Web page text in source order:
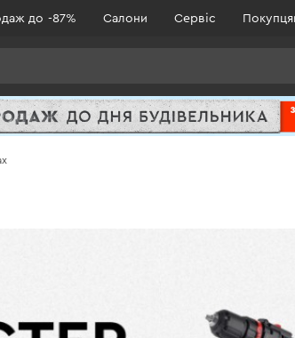
до -87% Салони Сервіс